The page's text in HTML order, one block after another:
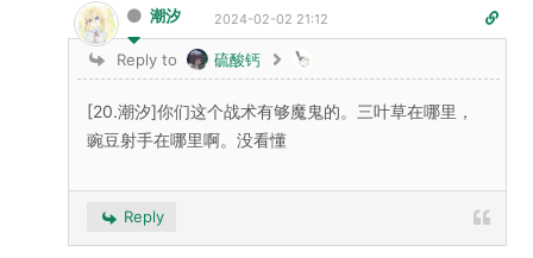
潮汐 2024-02-02 21:12
Reply to 硫酸钙
[20.潮汐]你们这个战术有够魔鬼的。三叶草在哪里，
豌豆射手在哪里啊。没看懂
Reply